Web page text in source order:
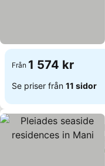
Från 1 574 kr
Se priser från 11 sidor